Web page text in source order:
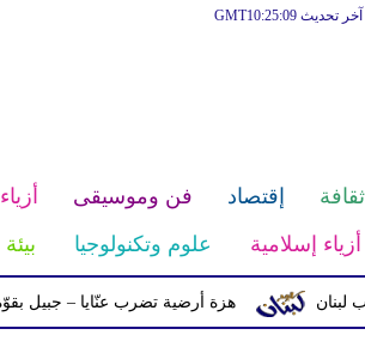
آخر تحديث GMT10:25:09
ثقافة إقتصاد فن وموسيقى أزياء
أزياء إسلامية علوم وتكنولوجيا بيئة
هزة أرضية تضرب عنّايا – جبيل بقوّة 2.8 درجات على مقياس ريختر